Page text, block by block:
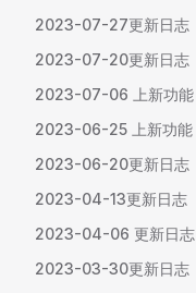
2023-07-27更新日志
2023-07-20更新日志
2023-07-06 上新功能
2023-06-25 上新功能
2023-06-20更新日志
2023-04-13更新日志
2023-04-06 更新日志
2023-03-30更新日志